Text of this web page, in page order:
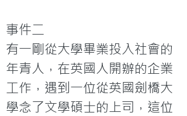
事件二
有一剛從大學畢業投入社會的
年青人，在英國人開辦的企業
工作，遇到一位從英國劍橋大
學念了文學碩士的上司，這位